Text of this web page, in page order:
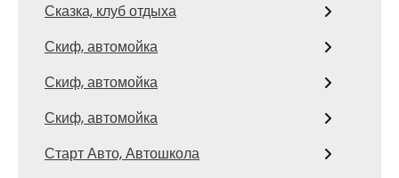
Сказка, клуб отдыха
Скиф, автомойка
Скиф, автомойка
Скиф, автомойка
Старт Авто, Автошкола